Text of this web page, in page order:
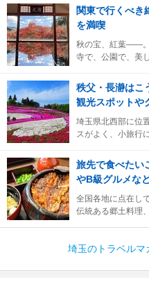
関東で行くべき
を満喫
秋の宝、紅葉――。
寺で、公園で、美
秩父・長瀞はこ
観光スポットや
埼玉県北西部に位
スがよく、小旅行
旅先で食べたい
やB級グルメな
全国各地に点在し
伝統ある郷土料理
埼玉のトラベルマ